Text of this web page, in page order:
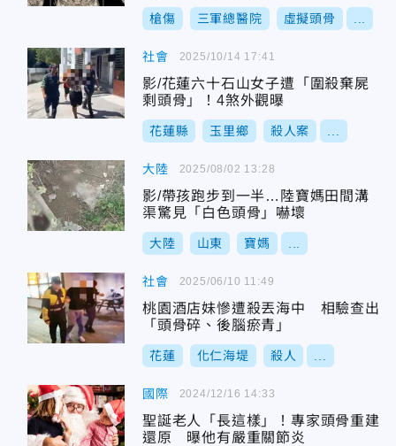
槍傷 三軍總醫院 虛擬頭骨
社會
影/花蓮六十石山女子遭「圍殺棄屍
剩頭骨」！4煞外觀曝
花蓮縣 玉里鄉 殺人案
2025/10/14 17:41
大陸
影/帶孩跑步到一半…陸寶媽田間溝
渠驚見「白色頭骨」嚇壞
大陸 山東 寶媽
2025/08/02 13:28
社會
桃園酒店妹慘遭殺丟海中 相驗查出
「頭骨碎、後腦瘀青」
花蓮 化仁海堤 殺人
2025/06/10 11:49
國際
聖誕老人「長這樣」！專家頭骨重建
還原 曝他有嚴重關節炎
2024/12/16 14:33